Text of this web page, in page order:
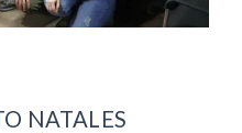
NATALES